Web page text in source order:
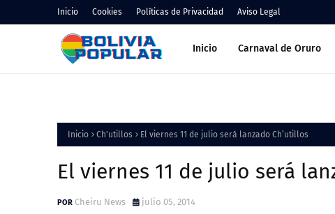
Inicio Cookies Políticas de Privacidad Aviso Legal
Inicio Carnaval de Oruro
Inicio Ch'utillos El viernes 11 de julio será lanzado Ch’utillos
El viernes 11 de julio será
Cheiru News julio 05, 2014